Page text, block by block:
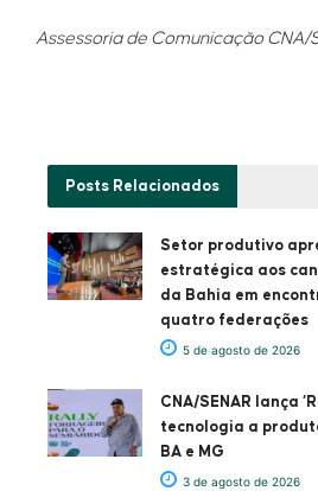
Assessoria de Comunicação CNA/
Posts Relacionados
Setor produtivo
estratégica aos
da Bahia em
quatro federações
5 de agosto de 2026
CNA/SENAR lança
tecnologia a
BA e MG
3 de agosto de 2026